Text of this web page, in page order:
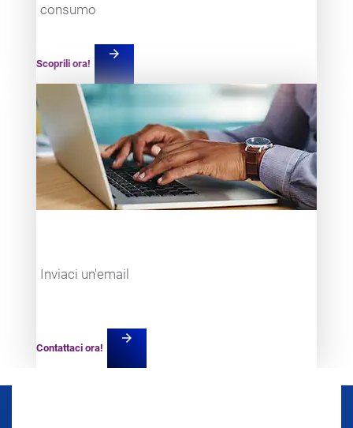
consumo
Scoprili ora!
arrow_forward
Teaser item
Inviaci un'email
Contattaci ora!
arrow_forward